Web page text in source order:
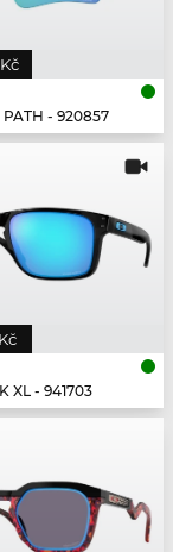
PATH - 920857
XL - 941703